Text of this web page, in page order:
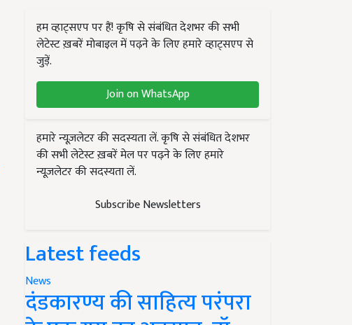
हम व्हाट्सएप पर हैं! कृषि से संबंधित देशभर की सभी
लेटेस्ट ख़बरें मोबाइल में पढ़ने के लिए हमारे व्हाट्सएप से
जुड़ें.
Join on WhatsApp
हमारे न्यूज़लेटर की सदस्यता लें. कृषि से संबंधित देशभर
की सभी लेटेस्ट ख़बरें मेल पर पढ़ने के लिए हमारे
न्यूज़लेटर की सदस्यता लें.
Subscribe Newsletters
Latest feeds
News
दंडकारण्य की साहित्य परंपरा